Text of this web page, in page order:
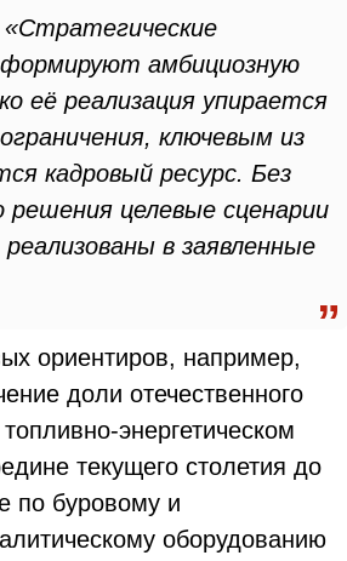
амбициозную
её реализация упирается
ключевым из
кадровый ресурс. Без
решения целевые сценарии
в заявленные
ориентиров, например,
доли отечественного
энергетическом
текущего столетия до
по буровому и
оборудованию